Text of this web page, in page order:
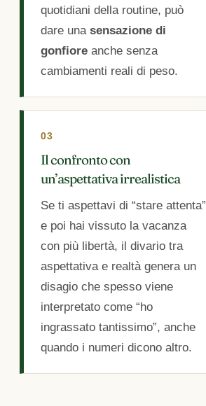
quotidiani della routine, può
dare una sensazione di
gonfiore anche senza
cambiamenti reali di peso.
03
Il confronto con
un’aspettativa irrealistica
Se ti aspettavi di “stare attenta”
e poi hai vissuto la vacanza
con più libertà, il divario tra
aspettativa e realtà genera un
disagio che spesso viene
interpretato come “ho
ingrassato tantissimo”, anche
quando i numeri dicono altro.